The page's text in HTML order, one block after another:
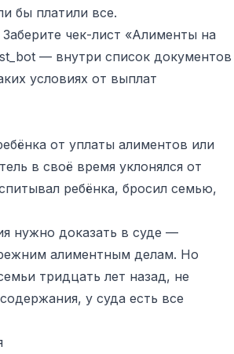
бы платили все.
чек-лист «Алименты на
— внутри список документов
условиях от выплат
от уплаты алиментов или
в своё время уклонялся от
ребёнка, бросил семью,
нужно доказать в суде —
алиментным делам. Но
тридцать лет назад, не
у суда есть все